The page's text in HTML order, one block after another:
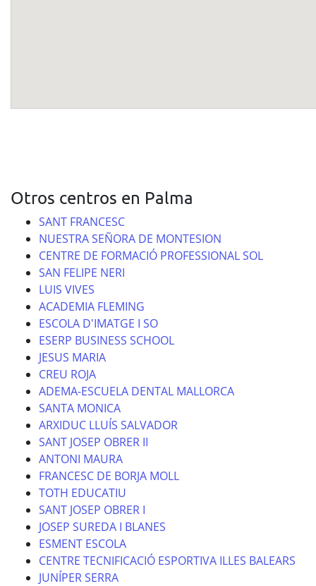
Otros centros en Palma
SANT FRANCESC
NUESTRA SEÑORA DE MONTESION
CENTRE DE FORMACIÓ PROFESSIONAL SOL
SAN FELIPE NERI
LUIS VIVES
ACADEMIA FLEMING
ESCOLA D'IMATGE I SO
ESERP BUSINESS SCHOOL
JESUS MARIA
CREU ROJA
ADEMA-ESCUELA DENTAL MALLORCA
SANTA MONICA
ARXIDUC LLUÍS SALVADOR
SANT JOSEP OBRER II
ANTONI MAURA
FRANCESC DE BORJA MOLL
TOTH EDUCATIU
SANT JOSEP OBRER I
JOSEP SUREDA I BLANES
ESMENT ESCOLA
CENTRE TECNIFICACIÓ ESPORTIVA ILLES BALEARS
JUNÍPER SERRA